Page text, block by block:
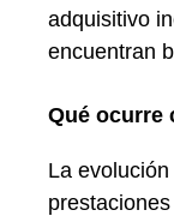
adquisitivo
encuentran
Qué ocurre
La